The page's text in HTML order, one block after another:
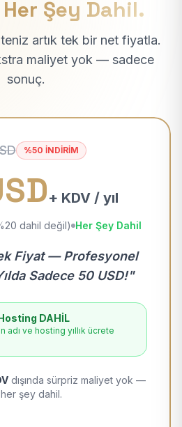
Şey Dahil.
artık tek bir net fiyatla.
maliyet yok — sadece
sonuç.
%50 İNDİRİM
+ KDV / yıl
dahil değil) Her Şey Dahil
Fiyat — Profesyonel
Sadece 50 USD!"
DAHİL
adı ve hosting yıllık ücrete
dışında sürpriz maliyet yok —
her şey dahil.